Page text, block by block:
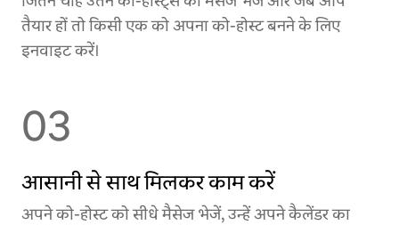
तैयार हों तो किसी एक को अपना को-होस्ट बनने के लिए
इनवाइट करें।
03
आसानी से साथ मिलकर काम करें
अपने को-होस्ट को सीधे मैसेज भेजें, उन्हें अपने कैलेंडर का